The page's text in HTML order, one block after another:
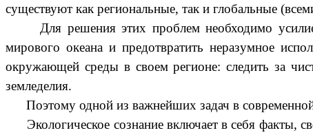
существуют как региональные, так и глобальные
Для решения этих проблем необходимо усилие
мирового океана и предотвратить неразумное
окружающей среды в своем регионе: следить за
земледелия.
Поэтому одной из важнейших задач в современной
Экологическое сознание включает в себя факты,